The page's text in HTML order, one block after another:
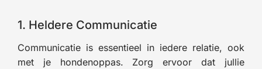
1. Heldere Communicatie
Communicatie is essentieel in iedere relatie, ook
met je hondenoppas. Zorg ervoor dat jullie